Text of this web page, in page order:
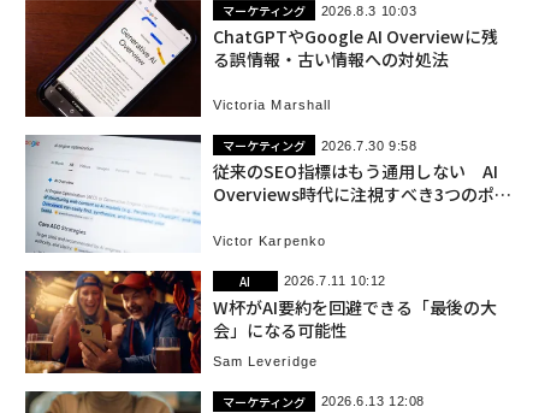
マーケティング 2026.8.3 10:03
ChatGPTやGoogle AI Overviewに残
る誤情報・古い情報への対処法
Victoria Marshall
マーケティング 2026.7.30 9:58
従来のSEO指標はもう通用しない AI
Overviews時代に注視すべき3つのポイ
Victor Karpenko
AI 2026.7.11 10:12
W杯がAI要約を回避できる「最後の大
会」になる可能性
Sam Leveridge
マーケティング 2026.6.13 12:08